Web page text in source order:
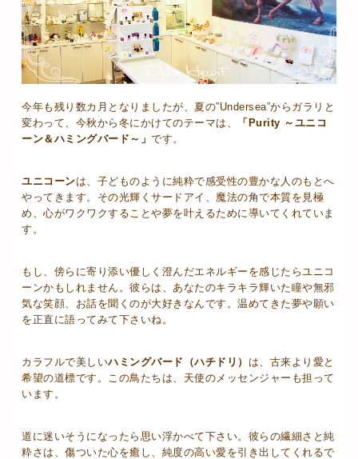
今年も残り数カ月となりましたが、夏の”Undersea”からガラリと
変わって、今秋から冬にかけてのテーマは、
「Purity ～ユニコ
ーン＆ハミングバード～」 です。
ユニコーンは、子どものように純粋で感受性の豊かな人のもとへ
やってきます。その光輝くサードアイ、魔法の角で本質を見極
め、心がワクワクすることや夢を叶えるために導いてくれていま
す。
もし、傍らに寄り添い優しく澄んだエネルギーを感じたらユニコ
ーンかもしれません。彼らは、あなたのキラキラ輝いた瞳や無邪
気な笑顔、お話を聞くのが大好きなんです。温めてきた夢や願い
を正直に語ってみて下さいね。
カラフルで美しいハミングバード（ハチドリ） は、古来より愛と
希望の道標です。この鳥たちは、天使のメッセンジャーも担って
います。
道に迷いそうになったら思い浮かべて下さい。彼らの繊細さと純
粋さは、傷ついた心を癒し、純度の高い愛を引き出してくれるで